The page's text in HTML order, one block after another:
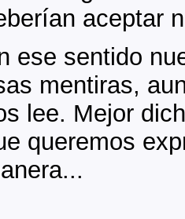
aceptar
ese sentido
mentiras,
lee. Mejor
queremos